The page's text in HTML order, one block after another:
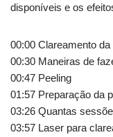
disponíveis e os
00:00 Clareamento
00:30 Maneiras de
00:47 Peeling
01:57 Preparação da
03:26 Quantas
03:57 Laser para